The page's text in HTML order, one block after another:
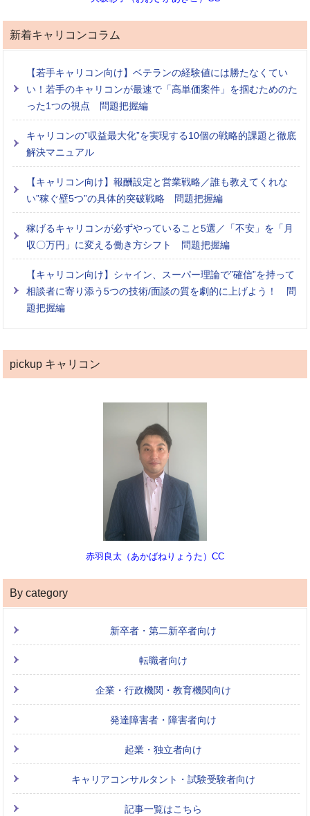
新着キャリコンコラム
【若手キャリコン向け】ベテランの経験値には勝たなくてい
い！若手のキャリコンが最速で「高単価案件」を掴むためのた
った1つの視点 問題把握編
キャリコンの”収益最大化”を実現する10個の戦略的課題と徹底
解決マニュアル
【キャリコン向け】報酬設定と営業戦略／誰も教えてくれな
い”稼ぐ壁5つ”の具体的突破戦略 問題把握編
稼げるキャリコンが必ずやっていること5選／「不安」を「月
収〇万円」に変える働き方シフト 問題把握編
【キャリコン向け】シャイン、スーパー理論で”確信”を持って
相談者に寄り添う5つの技術/面談の質を劇的に上げよう！ 問
題把握編
pickup キャリコン
赤羽良太（あかばねりょうた）CC
By category
新卒者・第二新卒者向け
転職者向け
企業・行政機関・教育機関向け
発達障害者・障害者向け
起業・独立者向け
キャリアコンサルタント・試験受験者向け
記事一覧はこちら